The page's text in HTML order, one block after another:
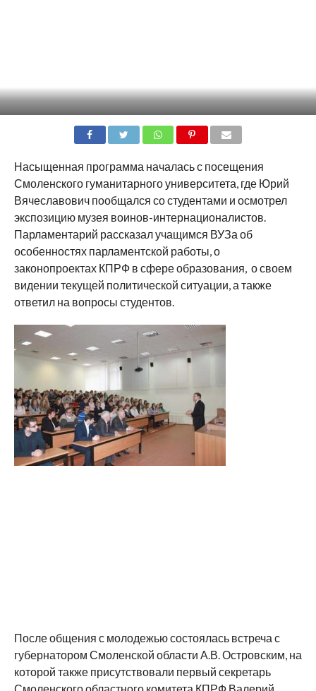
Насыщенная программа началась с посещения
Смоленского гуманитарного университета, где Юрий
Вячеславович пообщался со студентами и осмотрел
экспозицию музея воинов-интернационалистов.
Парламентарий рассказал учащимся ВУЗа об
особенностях парламентской работы, о
законопроектах КПРФ в сфере образования, о своем
видении текущей политической ситуации, а также
ответил на вопросы студентов.
После общения с молодежью состоялась встреча с
губернатором Смоленской области А.В. Островским, на
которой также присутствовали первый секретарь